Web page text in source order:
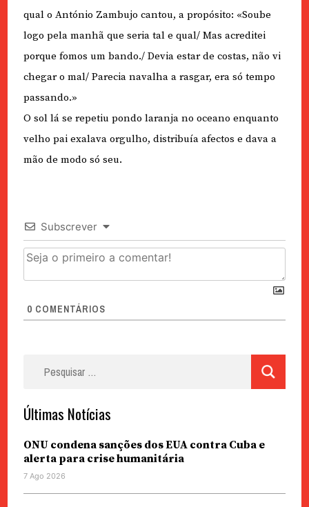
qual o António Zambujo cantou, a propósito: «Soube
logo pela manhã que seria tal e qual/ Mas acreditei
porque fomos um bando./ Devia estar de costas, não vi
chegar o mal/ Parecia navalha a rasgar, era só tempo
passando.»
O sol lá se repetiu pondo laranja no oceano enquanto
velho pai exalava orgulho, distribuía afectos e dava a
mão de modo só seu.
Subscrever
0 COMENTÁRIOS
Últimas Notícias
ONU condena sanções dos EUA contra Cuba e
alerta para crise humanitária
7 Ago 2026